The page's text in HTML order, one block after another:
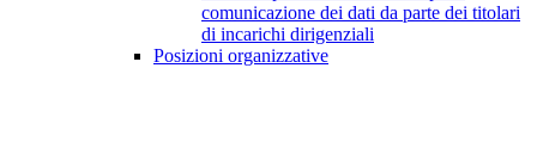
comunicazione dei dati da parte dei titolari
di incarichi dirigenziali
Posizioni organizzative